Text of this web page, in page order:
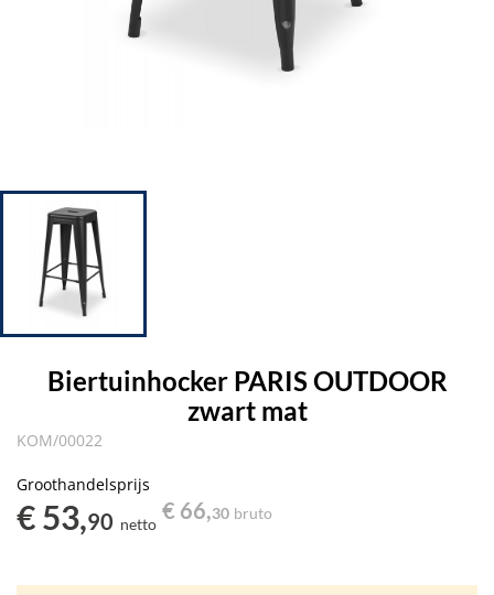
Biertuinhocker PARIS OUTDOOR
zwart mat
KOM/00022
Groothandelsprijs
€ 53,90 netto
€ 66,30 bruto